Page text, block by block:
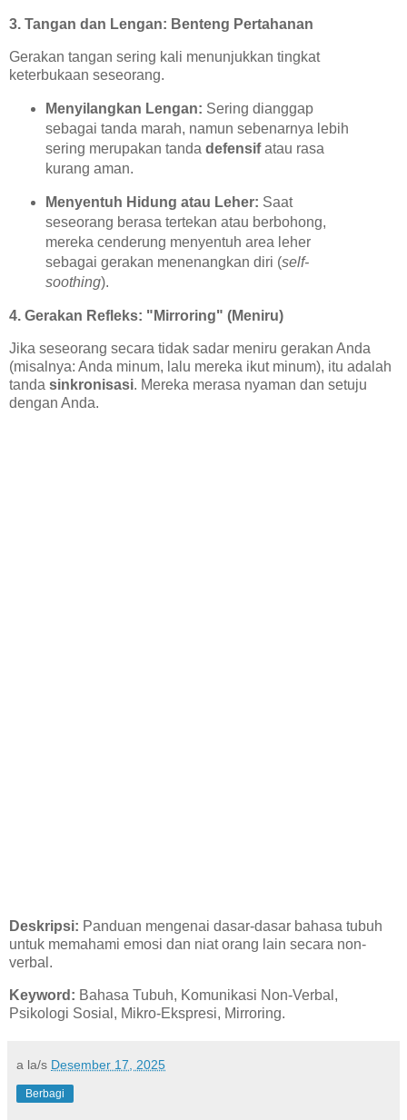
3. Tangan dan Lengan: Benteng Pertahanan
Gerakan tangan sering kali menunjukkan tingkat
keterbukaan seseorang.
Menyilangkan Lengan: Sering dianggap
sebagai tanda marah, namun sebenarnya lebih
sering merupakan tanda defensifatau rasa
kurang aman.
Menyentuh Hidung atau Leher: Saat
seseorang berasa tertekan atau berbohong,
mereka cenderung menyentuh area leher
sebagai gerakan menenangkan diri (self-
soothing).
4. Gerakan Refleks: "Mirroring" (Meniru)
Jika seseorang secara tidak sadar meniru gerakan Anda
(misalnya: Anda minum, lalu mereka ikut minum), itu adalah
tanda sinkronisasi. Mereka merasa nyaman dan setuju
dengan Anda.
Deskripsi: Panduan mengenai dasar-dasar bahasa tubuh
untuk memahami emosi dan niat orang lain secara non-
verbal.
Keyword: Bahasa Tubuh, Komunikasi Non-Verbal,
Psikologi Sosial, Mikro-Ekspresi, Mirroring.
a la/s Desember 17, 2025
Berbagi